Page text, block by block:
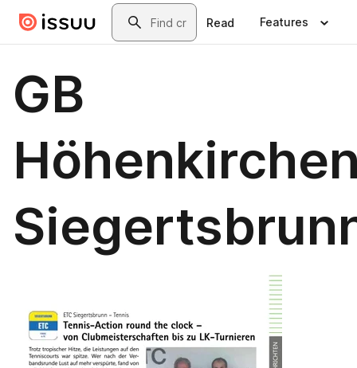
Skip to main contentSearch
Read Features
GB